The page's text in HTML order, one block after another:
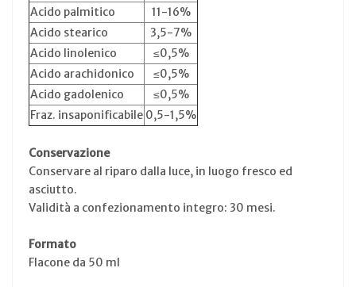
Acido palmitico
11-16%
Acido stearico
3,5-7%
Acido linolenico
≤0,5%
Acido arachidonico
≤0,5%
Acido gadolenico
≤0,5%
Fraz. insaponificabile 0,5-1,5%
Conservazione
Conservare al riparo dalla luce, in luogo fresco ed
asciutto.
Validità a confezionamento integro: 30 mesi.
Formato
Flacone da 50 ml